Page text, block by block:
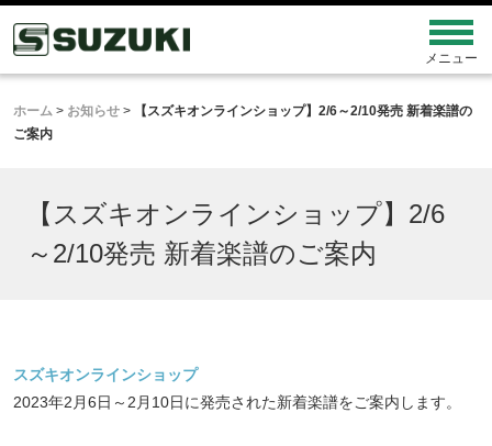
ホーム > お知らせ >
【スズキオンラインショップ】2/6～2/10発売 新着楽譜の
ご案内
【スズキオンラインショップ】2/6
～2/10発売 新着楽譜のご案内
スズキオンラインショップ
2023年2月6日～2月10日に発売された新着楽譜をご案内します。